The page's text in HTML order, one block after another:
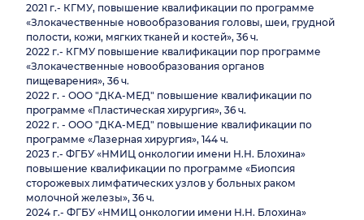
2021 г.- КГМУ, повышение квалификации по программе
«Злокачественные новообразования головы, шеи, грудной
полости, кожи, мягких тканей и костей», 36 ч.
2022 г.- КГМУ повышение квалификации пор программе
«Злокачественные новообразования органов
пищеварения», 36 ч.
2022 г. - ООО "ДКА-МЕД" повышение квалификации по
программе «Пластическая хирургия», 36 ч.
2022 г. - ООО "ДКА-МЕД" повышение квалификации по
программе «Лазерная хирургия», 144 ч.
2023 г.- ФГБУ «НМИЦ онкологии имени Н.Н. Блохина»
повышение квалификации по программе «Биопсия
сторожевых лимфатических узлов у больных раком
молочной железы», 36 ч.
2024 г.- ФГБУ «НМИЦ онкологии имени Н.Н. Блохина»